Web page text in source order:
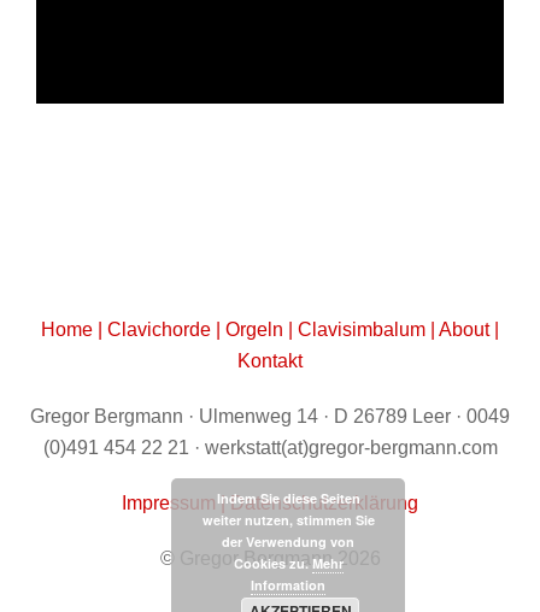
Home Clavichorde Orgeln Clavisimbalum About|
Kontakt
Gregor Bergmann · Ulmenweg 14 · D 26789 Leer · 0049
(0)491 454 22 21 · werkstatt(at)gregor-bergmann.com
Impressum|Datenschutzerklärung
© Gregor Bergmann 2026
Indem Sie diese Seiten
weiter nutzen, stimmen Sie
der Verwendung von
Cookies zu. Mehr
Information